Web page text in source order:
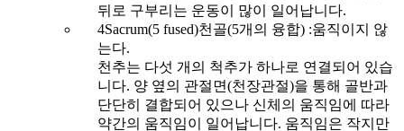
뒤로 구부리는 운동이 많이 일어납니다.
4Sacrum(5 fused)천골(5개의 융합) :움직이지 않
는다.
천추는 다섯 개의 척추가 하나로 연결되어 있습
니다. 양 옆의 관절면(천장관절)을 통해 골반과
단단히 결합되어 있으나 신체의 움직임에 따라
약간의 움직임이 일어납니다. 움직임은 작지만